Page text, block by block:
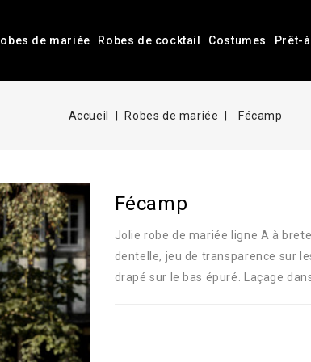
de mariée Robes de cocktail Costumes Prêt-
Accueil Robes de mariée Fécamp
Fécamp
Jolie robe de mariée ligne A à
dentelle, jeu de transparence sur
drapé sur le bas épuré. Laçage